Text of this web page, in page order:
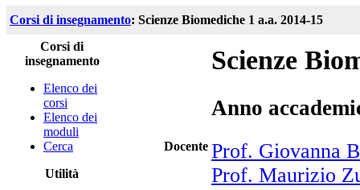
Corsi di insegnamento: Scienze Biomediche 1 a.a. 2014-15
Corsi di
insegnamento
Elenco dei
corsi
Elenco dei
moduli
Cerca
Utilità
Scienze
Anno
Docente Prof. Giovanna
Prof. Maurizio